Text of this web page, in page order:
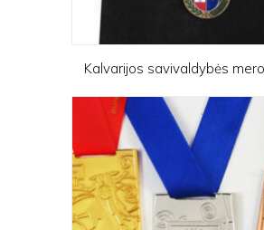
Kalvarijos savivaldybės